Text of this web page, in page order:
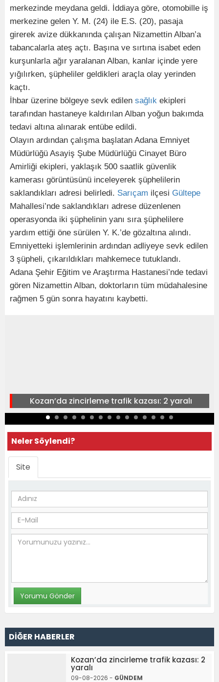
merkezinde meydana geldi. İddiaya göre, otomobille iş
merkezine gelen Y. M. (24) ile E.S. (20), pasaja
girerek avize dükkanında çalışan Nizamettin Alban’a
tabancalarla ateş açtı. Başına ve sırtına isabet eden
kurşunlarla ağır yaralanan Alban, kanlar içinde yere
yığılırken, şüpheliler geldikleri araçla olay yerinden
kaçtı.
İhbar üzerine bölgeye sevk edilen sağlık ekipleri
tarafından hastaneye kaldırılan Alban yoğun bakımda
tedavi altına alınarak entübe edildi.
Olayın ardından çalışma başlatan Adana Emniyet
Müdürlüğü Asayiş Şube Müdürlüğü Cinayet Büro
Amirliği ekipleri, yaklaşık 500 saatlik güvenlik
kamerası görüntüsünü inceleyerek şüphelilerin
saklandıkları adresi belirledi. Sarıçam ilçesi Gültepe
Mahallesi’nde saklandıkları adrese düzenlenen
operasyonda iki şüphelinin yanı sıra şüphelilere
yardım ettiği öne sürülen Y. K.’de gözaltına alındı.
Emniyetteki işlemlerinin ardından adliyeye sevk edilen
3 şüpheli, çıkarıldıkları mahkemece tutuklandı.
Adana Şehir Eğitim ve Araştırma Hastanesi’nde tedavi
gören Nizamettin Alban, doktorların tüm müdahalesine
rağmen 5 gün sonra hayatını kaybetti.
Kozan’da zincirleme trafik kazası: 2 yaralı
Neler Söylendi?
Site
DİĞER HABERLER
Kozan’da zincirleme trafik kazası: 2
yaralı
09-08-2026 - GÜNDEM